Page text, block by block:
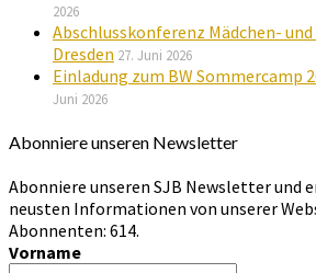
2026
Abschlusskonferenz Mädchen- und
Dresden 27. Juni 2026
Einladung zum BW Sommercamp
Juni 2026
Abonniere unseren Newsletter
Abonniere unseren SJB Newsletter und
neusten Informationen von unserer
Abonnenten: 614.
Vorname